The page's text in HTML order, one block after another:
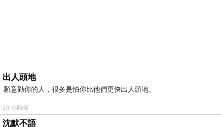
出人頭地
願意勸你的人，很多是怕你比他們更快出人頭地。
10 小時前
沈默不語